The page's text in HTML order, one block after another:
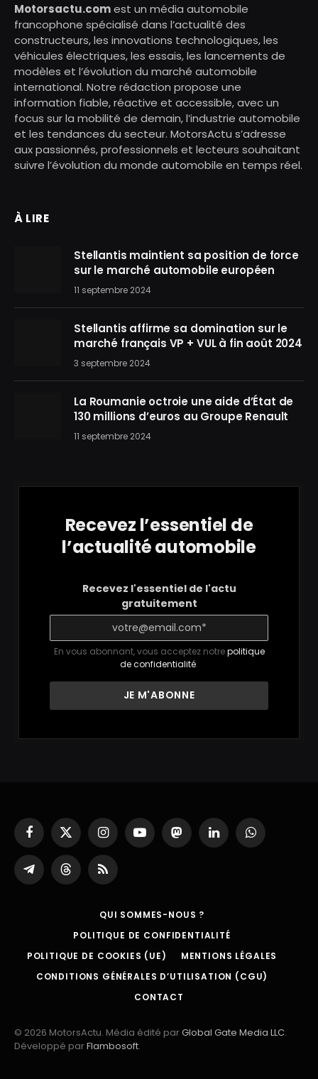
Motorsactu.comest un média automobile
francophone spécialisé dans l’actualité des
constructeurs, les innovations technologiques, les
véhicules électriques, les essais, les lancements de
modèles et l’évolution du marché automobile
international. Notre rédaction propose une
information fiable, réactive et accessible, avec un
focus sur la mobilité de demain, l’industrie automobile
et les tendances du secteur. MotorsActu s’adresse
aux passionnés, professionnels et lecteurs souhaitant
suivre l’évolution du monde automobile en temps réel.
À LIRE
Stellantis maintient sa position de force
sur le marché automobile européen
11 septembre 2024
Stellantis affirme sa domination sur le
marché français VP + VUL à fin août 2024
3 septembre 2024
La Roumanie octroie une aide d’État de
130 millions d’euros au Groupe Renault
11 septembre 2024
Recevez l’essentiel de
l’actualité automobile
Recevez l'essentiel de l'actu
gratuitement
En vous abonnant, vous acceptez notrepolitique
de confidentialité.
Facebook
X
(Twitter)
InstagramYouTubeMastodonLinkedInWhatsApp
Partager
sur
ThreadsRSS
QUI SOMMES-NOUS ?
POLITIQUE DE CONFIDENTIALITÉ
POLITIQUE DE COOKIES (UE)
MENTIONS LÉGALES
CONDITIONS GÉNÉRALES D’UTILISATION (CGU)
CONTACT
© 2026 MotorsActu. Média édité parGlobal Gate Media LLC.
Développé parFlambosoft.